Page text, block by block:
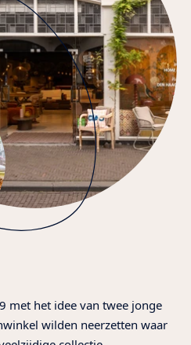
met het idee van twee jonge
wilden neerzetten waar